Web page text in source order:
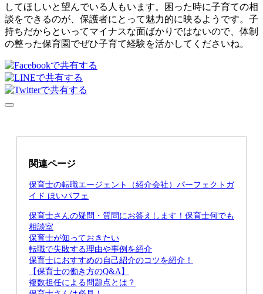
してほしいと望んでいる人もいます。困った時に子育ての相
談をできるのが、保護者にとって魅力的に映るようです。子
持ちだからといってマイナスな面ばかりではないので、体制
の整った保育園でぜひ子育て経験を活かしてくださいね。
関連ページ
保育士の転職エージェント（紹介会社）パーフェクトガ
イド ほいパフェ
保育士さんの疑問・質問にお答えします！保育士何でも
相談室
保育士が知っておきたい
転職で失敗する理由や事例を紹介
保育士におすすめの自己紹介のコツを紹介！
【保育士の働き方のQ&A】
複数担任による問題点とは？